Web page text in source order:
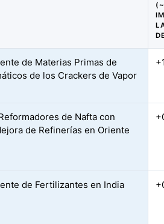
de Materias Primas de
de los Crackers de Vapor
de Nafta con
de Refinerías en Oriente
de Fertilizantes en India